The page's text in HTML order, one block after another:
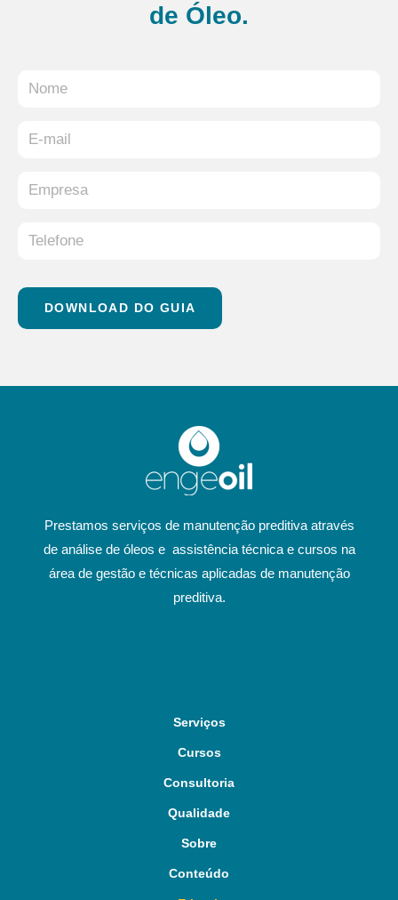
de Óleo.
DOWNLOAD DO GUIA
Prestamos serviços de manutenção preditiva através
de análise de óleos e assistência técnica e cursos na
área de gestão e técnicas aplicadas de manutenção
preditiva.
Serviços
Cursos
Consultoria
Qualidade
Sobre
Conteúdo